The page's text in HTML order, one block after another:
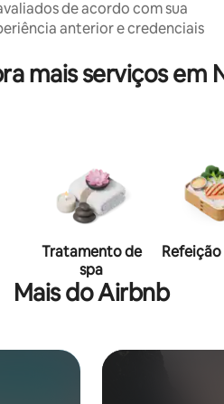
de acordo com sua
anterior e credenciais
mais serviços em
Tratamento de
spa
Mais do Airbnb